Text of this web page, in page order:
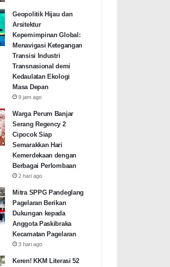
Geopolitik Hijau dan
Arsitektur
Kepemimpinan Global:
Menavigasi Ketegangan
Transisi Industri
Transnasional demi
Kedaulatan Ekologi
Masa Depan
9 jam ago
Warga Perum Banjar
Serang Regency 2
Cipocok Siap
Semarakkan Hari
Kemerdekaan dengan
Berbagai Perlombaan
2 hari ago
Mitra SPPG Pandeglang
Pagelaran Berikan
Dukungan kepada
Anggota Paskibraka
Kecamatan Pagelaran
3 hari ago
Keren! KKM Literasi 52